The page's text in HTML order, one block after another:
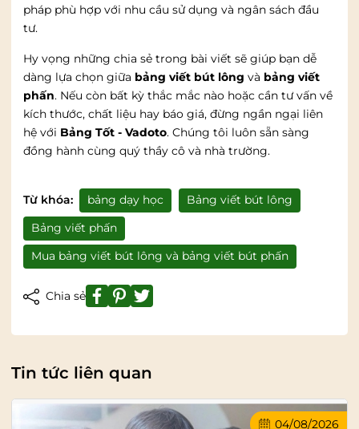
pháp phù hợp với nhu cầu sử dụng và ngân sách đầu
tư.
Hy vọng những chia sẻ trong bài viết sẽ giúp bạn dễ
dàng lựa chọn giữa bảng viết bút lông và bảng viết
phấn. Nếu còn bất kỳ thắc mắc nào hoặc cần tư vấn về
kích thước, chất liệu hay báo giá, đừng ngần ngại liên
hệ với Bảng Tốt - Vadoto. Chúng tôi luôn sẵn sàng
đồng hành cùng quý thầy cô và nhà trường.
Từ khóa: bảng dạy học
Bảng viết bút lông
Bảng viết phấn
Mua bảng viết bút lông và bảng viết bút phấn
Chia sẻ
Tin tức liên quan
04/08/2026